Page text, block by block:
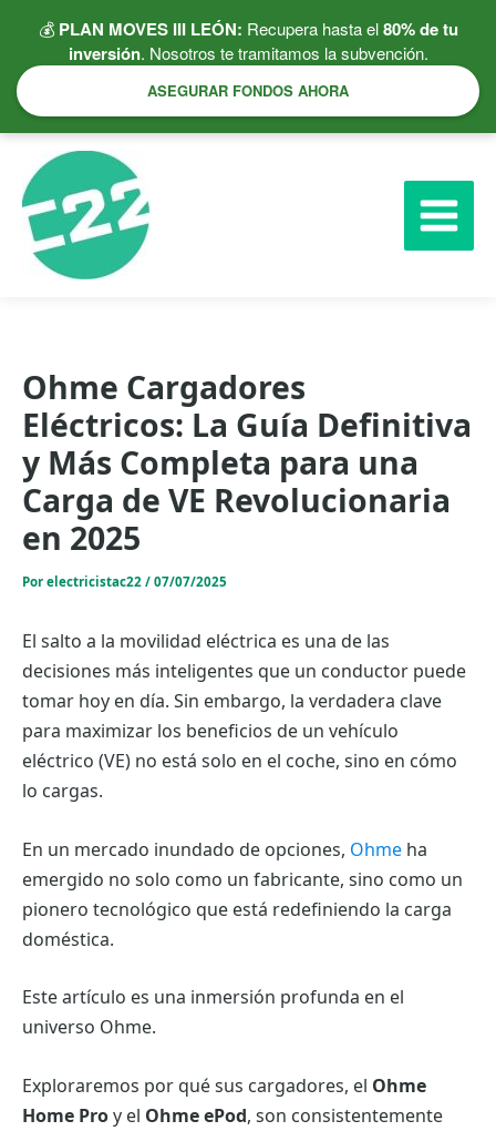
💰 PLAN MOVES III LEÓN: Recupera hasta el80% de tu
inversión. Nosotros te tramitamos la subvención.
ASEGURAR FONDOS AHORA
contenido
Ohme Cargadores
Eléctricos: La Guía Definitiva
y Más Completa para una
Carga de VE Revolucionaria
en 2025
Por electricistac22 / 07/07/2025
El salto a la movilidad eléctrica es una de las
decisiones más inteligentes que un conductor puede
tomar hoy en día. Sin embargo, la verdadera clave
para maximizar los beneficios de un vehículo
eléctrico (VE) no está solo en el coche, sino en cómo
lo cargas.
En un mercado inundado de opciones, Ohme ha
emergido no solo como un fabricante, sino como un
pionero tecnológico que está redefiniendo la carga
doméstica.
Este artículo es una inmersión profunda en el
universo Ohme.
Exploraremos por qué sus cargadores, el Ohme
Home Proy el Ohme ePod, son consistentemente